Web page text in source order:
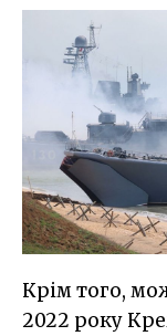
Крім того,
2022 року